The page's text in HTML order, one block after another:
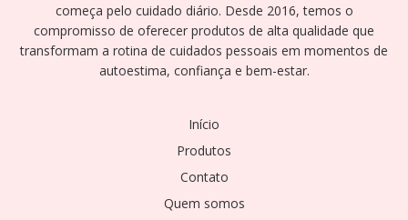
começa pelo cuidado diário. Desde 2016, temos o
compromisso de oferecer produtos de alta qualidade que
transformam a rotina de cuidados pessoais em momentos de
autoestima, confiança e bem-estar.
Início
Produtos
Contato
Quem somos